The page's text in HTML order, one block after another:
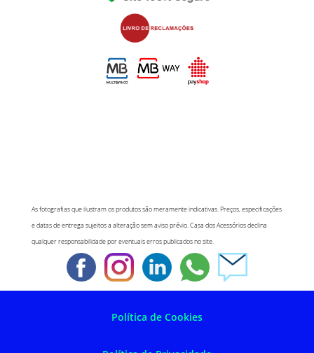
As fotografias que ilustram os produtos são meramente indicativas. Preços, especificações
e datas de entrega sujeitos a alteração sem aviso prévio. Casa dos Acessórios declina
qualquer responsabilidade por eventuais erros publicados no site.
Política de Cookies